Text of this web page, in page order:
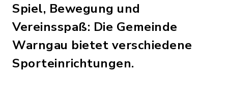
Spiel, Bewegung und
Vereinsspaß: Die Gemeinde
Warngau bietet verschiedene
Sporteinrichtungen.